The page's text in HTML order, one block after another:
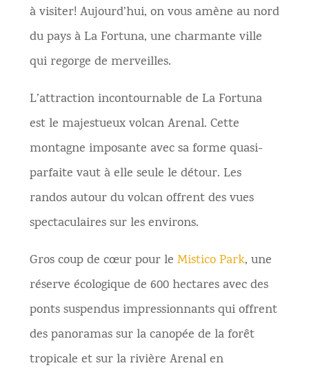
à visiter! Aujourd’hui, on vous amène au nord
du pays à La Fortuna, une charmante ville
qui regorge de merveilles.
L’attraction incontournable de La Fortuna
est le majestueux volcan Arenal. Cette
montagne imposante avec sa forme quasi-
parfaite vaut à elle seule le détour. Les
randos autour du volcan offrent des vues
spectaculaires sur les environs.
Gros coup de cœur pour le Mistico Park, une
réserve écologique de 600 hectares avec des
ponts suspendus impressionnants qui offrent
des panoramas sur la canopée de la forêt
tropicale et sur la rivière Arenal en